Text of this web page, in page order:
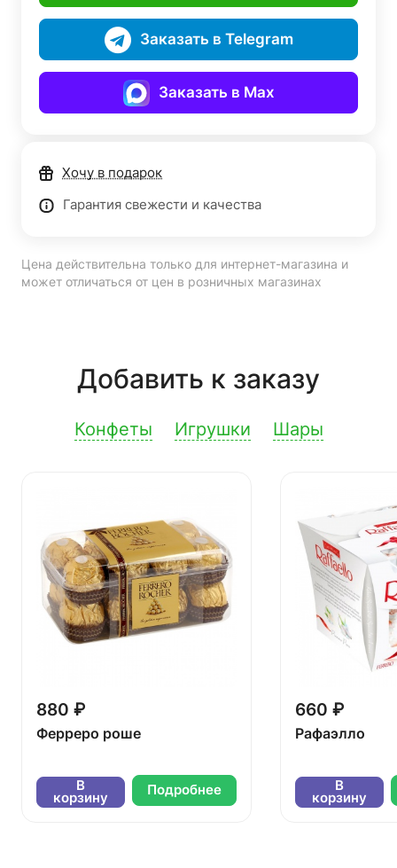
Заказать в Telegram
Заказать в Max
Хочу в подарок
Гарантия свежести и качества
Цена действительна только для интернет-магазина и
может отличаться от цен в розничных магазинах
Добавить к заказу
Конфеты Игрушки Шары
880 ₽
Ферреро роше
В
корзину Подробнее
660 ₽
Рафаэлло
В
корзину